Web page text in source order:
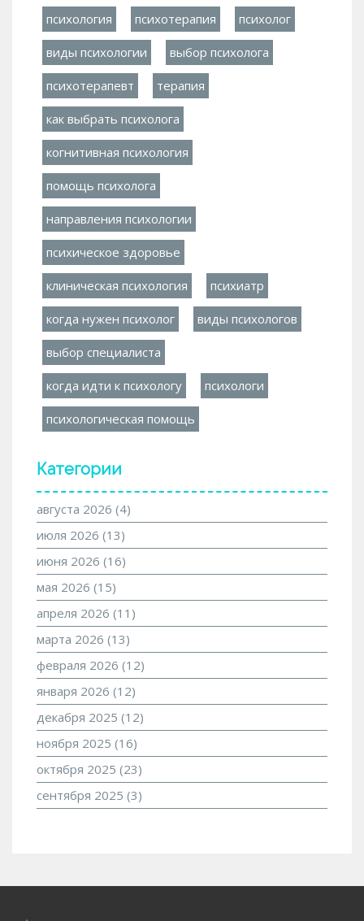
психология психотерапия психолог
виды психологии выбор психолога
психотерапевт терапия
как выбрать психолога
когнитивная психология
помощь психолога
направления психологии
психическое здоровье
клиническая психология психиатр
когда нужен психолог виды психологов
выбор специалиста
когда идти к психологу психологи
психологическая помощь
Категории
августа 2026 (4)
июля 2026 (13)
июня 2026 (16)
мая 2026 (15)
апреля 2026 (11)
марта 2026 (13)
февраля 2026 (12)
января 2026 (12)
декабря 2025 (12)
ноября 2025 (16)
октября 2025 (23)
сентября 2025 (3)